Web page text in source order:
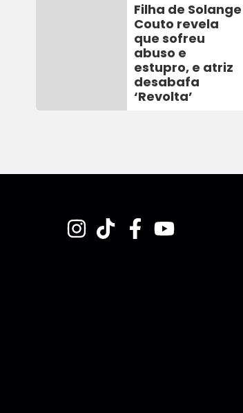
Filha de Solange
Couto revela
que sofreu
abuso e
estupro, e atriz
desabafa
‘Revolta’